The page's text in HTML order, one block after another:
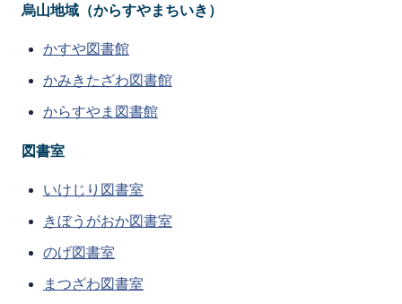
烏山地域（からすやまちいき）
かすや図書館
かみきたざわ図書館
からすやま図書館
図書室
いけじり図書室
きぼうがおか図書室
のげ図書室
まつざわ図書室